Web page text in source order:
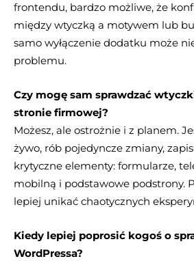
frontendu, bardzo możliwe, że
między wtyczką a motywem lub
samo wyłączenie dodatku może
problemu.
Czy mogę sam sprawdzać
stronie firmowej?
Możesz, ale ostrożnie i z planem.
żywo, rób pojedyncze zmiany,
krytyczne elementy: formularze,
mobilną i podstawowe podstrony.
lepiej unikać chaotycznych
Kiedy lepiej poprosić kogoś o
WordPressa?